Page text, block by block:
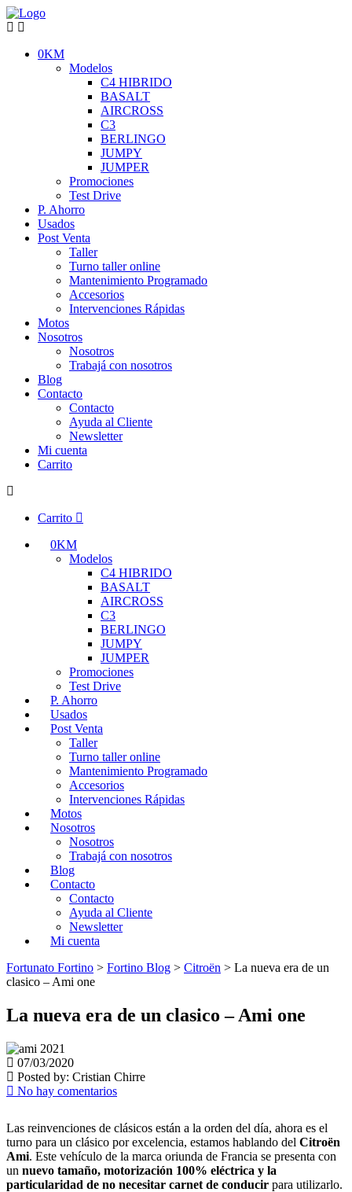
0KM
Modelos
C4 HIBRIDO
BASALT
AIRCROSS
C3
BERLINGO
JUMPY
JUMPER
Promociones
Test Drive
P. Ahorro
Usados
Post Venta
Taller
Turno taller online
Mantenimiento Programado
Accesorios
Intervenciones Rápidas
Motos
Nosotros
Nosotros
Trabajá con nosotros
Blog
Contacto
Contacto
Ayuda al Cliente
Newsletter
Mi cuenta
Carrito
Carrito
0KM
Modelos
C4 HIBRIDO
BASALT
AIRCROSS
C3
BERLINGO
JUMPY
JUMPER
Promociones
Test Drive
P. Ahorro
Usados
Post Venta
Taller
Turno taller online
Mantenimiento Programado
Accesorios
Intervenciones Rápidas
Motos
Nosotros
Nosotros
Trabajá con nosotros
Blog
Contacto
Contacto
Ayuda al Cliente
Newsletter
Mi cuenta
Fortunato Fortino > Fortino Blog > Citroën > La nueva era de un
clasico – Ami one
La nueva era de un clasico – Ami one
07/03/2020
Posted by: Cristian Chirre
No hay comentarios
Las reinvenciones de clásicos están a la orden del día, ahora es el
turno para un clásico por excelencia, estamos hablando del Citroën
Ami. Este vehículo de la marca oriunda de Francia se presenta con
un nuevo tamaño, motorización 100% eléctrica y la
particularidad de no necesitar carnet de conducir para utilizarlo.